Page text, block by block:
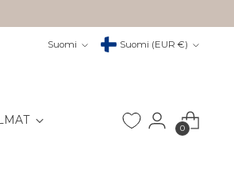
Suomi Valuutta Suomi (EUR €)
0